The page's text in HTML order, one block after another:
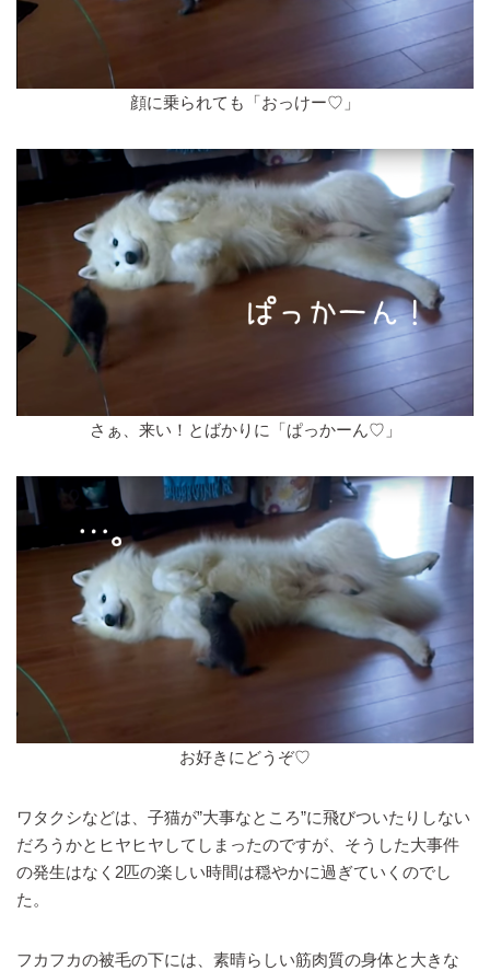
顔に乗られても「おっけー♡」
さぁ、来い！とばかりに「ぱっかーん♡」
お好きにどうぞ♡
ワタクシなどは、子猫が”大事なところ”に飛びついたりしない
だろうかとヒヤヒヤしてしまったのですが、そうした大事件
の発生はなく2匹の楽しい時間は穏やかに過ぎていくのでし
た。
フカフカの被毛の下には、素晴らしい筋肉質の身体と大きな